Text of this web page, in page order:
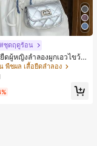
#ชุดฤดูร้อน
ยืดผู้หญิงลำลองผูกเอวไขว้
อนพืชผล เสื้อยืดลำลอง